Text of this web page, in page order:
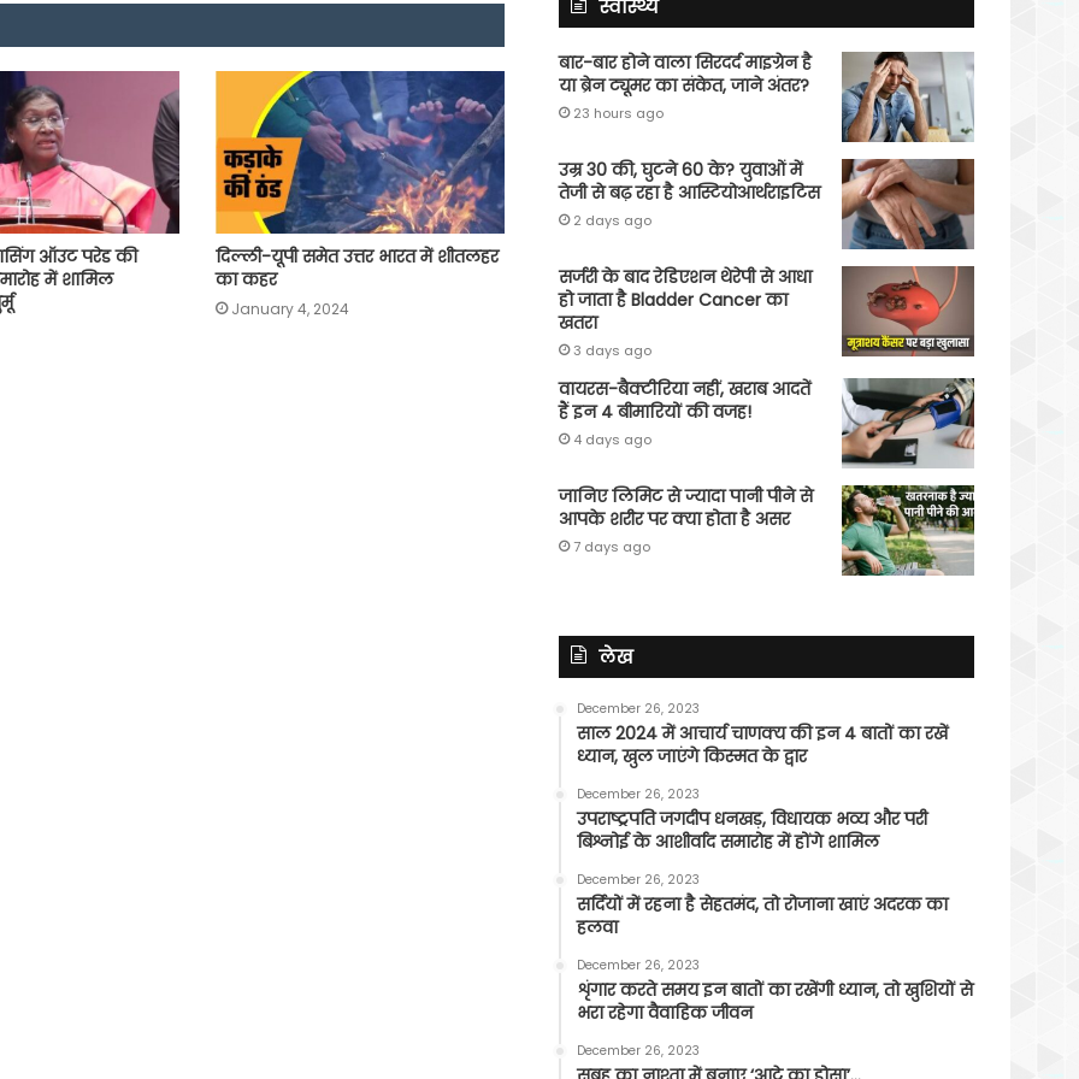
ऑउट परेड की
में शामिल
दिल्ली-यूपी समेत उत्तर भारत में शीतलहर
का कहर
January 4, 2024
स्वास्थ्य
बार-बार होने वाला सिरदर्द माइग्रेन है
या ब्रेन ट्यूमर का संकेत, जाने अंतर?
23 hours ago
उम्र 30 की, घुटने 60 के? युवाओं में
तेजी से बढ़ रहा है आस्टियोआर्थराइटिस
2 days ago
सर्जरी के बाद रेडिएशन थेरेपी से आधा
हो जाता है Bladder Cancer का
खतरा
3 days ago
वायरस-बैक्टीरिया नहीं, खराब आदतें
हैं इन 4 बीमारियों की वजह!
4 days ago
जानिए लिमिट से ज्यादा पानी पीने से
आपके शरीर पर क्या होता है असर
7 days ago
लेख
December 26, 2023
साल 2024 में आचार्य चाणक्य की इन 4 बातों का रखें
ध्यान, खुल जाएंगे किस्मत के द्वार
December 26, 2023
उपराष्ट्रपति जगदीप धनखड़, विधायक भव्य और परी
बिश्नोई के आशीर्वाद समारोह में होंगे शामिल
December 26, 2023
सर्दियों में रहना है सेहतमंद, तो रोजाना खाएं अदरक का
हलवा
December 26, 2023
शृंगार करते समय इन बातों का रखेंगी ध्यान, तो खुशियों से
भरा रहेगा वैवाहिक जीवन
December 26, 2023